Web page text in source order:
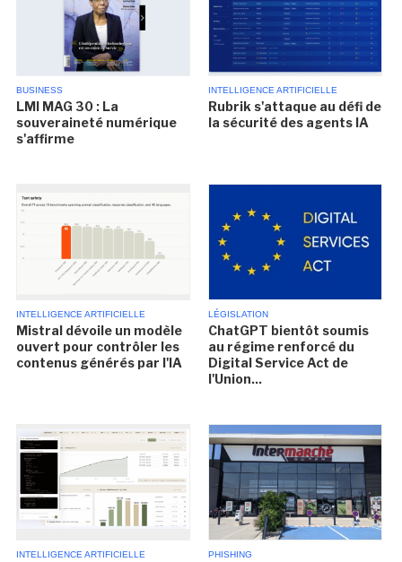
BUSINESS
LMI MAG 30 : La
souveraineté numérique
s'affirme
INTELLIGENCE ARTIFICIELLE
Rubrik s'attaque au défi de
la sécurité des agents IA
INTELLIGENCE ARTIFICIELLE
Mistral dévoile un modèle
ouvert pour contrôler les
contenus générés par l'IA
LÉGISLATION
ChatGPT bientôt soumis
au régime renforcé du
Digital Service Act de
l'Union...
INTELLIGENCE ARTIFICIELLE PHISHING